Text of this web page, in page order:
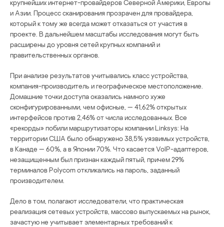
крупнейших интернет-провайдеров Северной Америки, Европы
и Азии. Процесс сканирования прозрачен для провайдера,
который к тому же всегда может отказаться от участия в
проекте. В дальнейшем масштабы исследования могут быть
расширены до уровня сетей крупных компаний и
правительственных органов.
При анализе результатов учитывались класс устройства,
компания-производитель и географическое местоположение.
Домашние точки доступа оказались намного хуже
сконфигурированными, чем офисные, — 41,62% открытых
интерфейсов против 2,46% от числа исследованных. Все
«рекорды» побили маршрутизаторы компании Linksys: На
территории США было обнаружено 38,5% уязвимых устройств,
в Канаде — 60%, а в Японии 70%. Что касается VoIP-адаптеров,
незащищенным был признан каждый пятый, причем 29%
терминалов Polycom откликались на пароль, заданный
производителем.
Дело в том, полагают исследователи, что практическая
реализация сетевых устройств, массово выпускаемых на рынок,
зачастую не учитывает элементарных требований к